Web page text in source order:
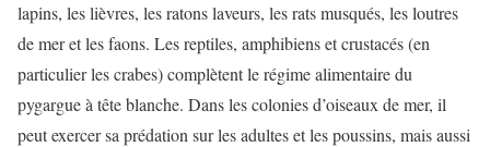
lapins, les lièvres, les ratons laveurs, les rats musqués, les loutres
de mer et les faons. Les reptiles, amphibiens et crustacés (en
particulier les crabes) complètent le régime alimentaire du
pygargue à tête blanche. Dans les colonies d’oiseaux de mer, il
peut exercer sa prédation sur les adultes et les poussins, mais aussi